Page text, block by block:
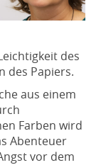
des
des Papiers.
aus einem
Farben wird
Abenteuer
vor dem